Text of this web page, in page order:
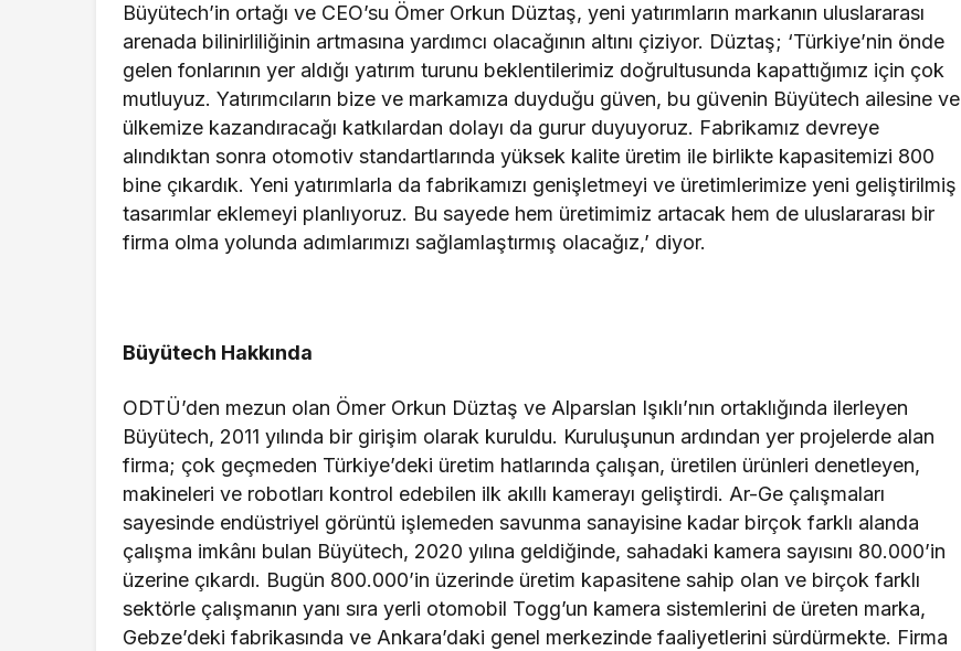
Büyütech’in ortağı ve CEO’su Ömer Orkun Düztaş, yeni yatırımların markanın uluslararası
arenada bilinirliliğinin artmasına yardımcı olacağının altını çiziyor. Düztaş; ‘Türkiye’nin önde
gelen fonlarının yer aldığı yatırım turunu beklentilerimiz doğrultusunda kapattığımız için çok
mutluyuz. Yatırımcıların bize ve markamıza duyduğu güven, bu güvenin Büyütech ailesine ve
ülkemize kazandıracağı katkılardan dolayı da gurur duyuyoruz. Fabrikamız devreye
alındıktan sonra otomotiv standartlarında yüksek kalite üretim ile birlikte kapasitemizi 800
bine çıkardık. Yeni yatırımlarla da fabrikamızı genişletmeyi ve üretimlerimize yeni geliştirilmiş
tasarımlar eklemeyi planlıyoruz. Bu sayede hem üretimimiz artacak hem de uluslararası bir
firma olma yolunda adımlarımızı sağlamlaştırmış olacağız,’ diyor.
Büyütech Hakkında
ODTÜ’den mezun olan Ömer Orkun Düztaş ve Alparslan Işıklı’nın ortaklığında ilerleyen
Büyütech, 2011 yılında bir girişim olarak kuruldu. Kuruluşunun ardından yer projelerde alan
firma; çok geçmeden Türkiye’deki üretim hatlarında çalışan, üretilen ürünleri denetleyen,
makineleri ve robotları kontrol edebilen ilk akıllı kamerayı geliştirdi. Ar-Ge çalışmaları
sayesinde endüstriyel görüntü işlemeden savunma sanayisine kadar birçok farklı alanda
çalışma imkânı bulan Büyütech, 2020 yılına geldiğinde, sahadaki kamera sayısını 80.000’in
üzerine çıkardı. Bugün 800.000’in üzerinde üretim kapasitene sahip olan ve birçok farklı
sektörle çalışmanın yanı sıra yerli otomobil Togg’un kamera sistemlerini de üreten marka,
Gebze’deki fabrikasında ve Ankara’daki genel merkezinde faaliyetlerini sürdürmekte. Firma